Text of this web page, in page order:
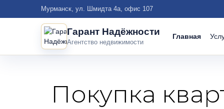
Мурманск, ул. Шмидта 4а, офис 107
Гарант Надёжности
Агентство недвижимости
Главная
Покупка